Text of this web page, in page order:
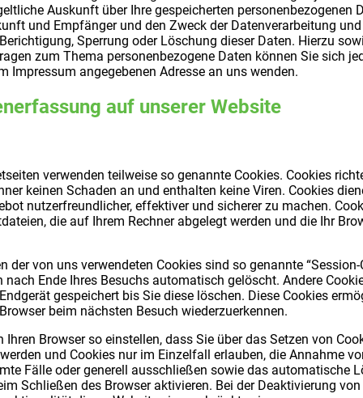
Auskunft über Ihre gespeicherten personenbezogenen
und Empfänger und den Zweck der Datenverarbeitung
Sperrung oder Löschung dieser Daten. Hierzu
zum Thema personenbezogene Daten können Sie sich
Impressum angegebenen Adresse an uns wenden.
auf unserer Website
verwenden teilweise so genannte Cookies. Cookies
keinen Schaden an und enthalten keine Viren. Cookies
nutzerfreundlicher, effektiver und sicherer zu machen.
die auf Ihrem Rechner abgelegt werden und die Ihr
der von uns verwendeten Cookies sind so genannte “Session-
nach Ende Ihres Besuchs automatisch gelöscht. Andere
gespeichert bis Sie diese löschen. Diese Cookies
beim nächsten Besuch wiederzuerkennen.
Ihren Browser so einstellen, dass Sie über das Setzen von
und Cookies nur im Einzelfall erlauben, die Annahme
Fälle oder generell ausschließen sowie das automatische
Schließen des Browser aktivieren. Bei der Deaktivierung